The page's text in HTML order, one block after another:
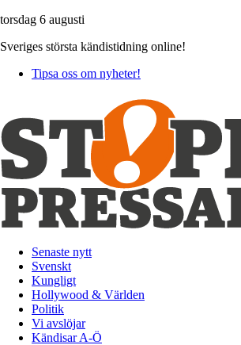
torsdag 6 augusti
Sveriges största kändistidning online!
Tipsa oss om nyheter!
Senaste nytt
Svenskt
Kungligt
Hollywood & Världen
Politik
Vi avslöjar
Kändisar A-Ö